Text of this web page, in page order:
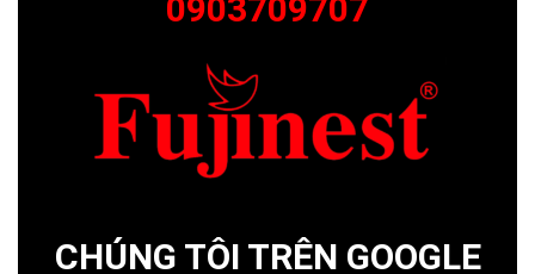
0903709707
CHÚNG TÔI TRÊN GOOGLE